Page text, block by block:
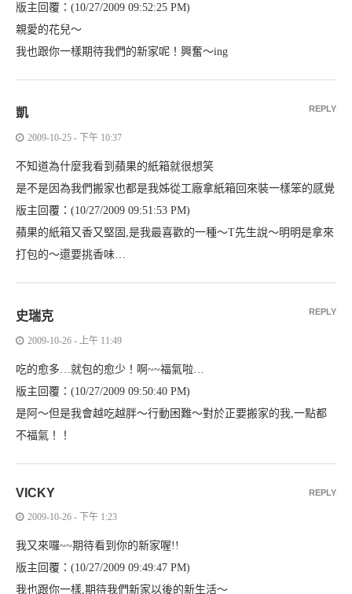
版主回覆：(10/27/2009 09:52:25 PM)
親愛的花兒～
我也跟你一樣期待我們的新家呢！興奮～ing
凱
2009-10-25 - 下午 10:37
不知道為什麼我看到蘋果的紙箱就很想笑
是不是因為我們搬家也都是我姊從工廠拿紙箱回來裝一樣笨的感覺
版主回覆：(10/27/2009 09:51:53 PM)
蘋果的紙箱又香又堅固,是我最喜歡的一種～T先生說～明明是拿來
打包的～還要挑香味…
REPLY
史瑞克
2009-10-26 - 上午 11:49
吃的愈多…就包的愈少！啊~~福氣啦…
版主回覆：(10/27/2009 09:50:40 PM)
是阿～但是我會越吃越胖～行動困難～對於正要搬家的我,一點都
不福氣！！
REPLY
VICKY
2009-10-26 - 下午 1:23
我又來囉~~期待看到你的新家喔!!
版主回覆：(10/27/2009 09:49:47 PM)
我也跟你一樣,期待我們新家以後的新生活～
REPLY